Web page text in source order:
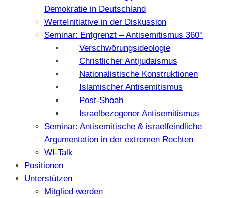
Demokratie in Deutschland
WerteInitiative in der Diskussion
Seminar: Entgrenzt – Antisemitismus 360°
Verschwörungsideologie
Christlicher Antijudaismus
Nationalistische Konstruktionen
Islamischer Antisemitismus
Post-Shoah
Israelbezogener Antisemitismus
Seminar: Antisemitische & israelfeindliche
Argumentation in der extremen Rechten
WI-Talk
Positionen
Unterstützen
Mitglied werden